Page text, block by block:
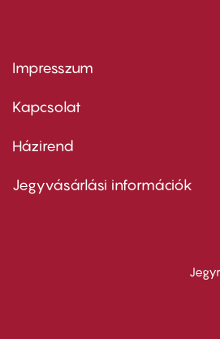
Footer
first
Impresszum
Kapcsolat
Footer
second
Házirend
Jegyvásárlási információk